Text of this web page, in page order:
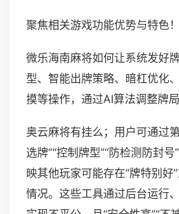
聚焦相关游戏功能优势与特色！
微乐海南麻将如何让系统发好
型、智能出牌策略、暗杠优化
摸等操作，通过AI算法调整牌
奥云麻将有挂么；用户可通过
选牌”“控制牌型”“防检测防封
映其他玩家可能存在“牌特别好
情况。这些工具通过后台运行